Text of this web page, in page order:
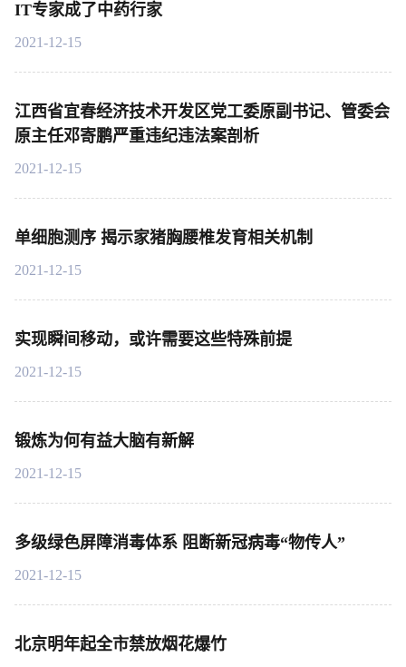
IT专家成了中药行家
2021-12-15
江西省宜春经济技术开发区党工委原副书记、管委会
原主任邓寄鹏严重违纪违法案剖析
2021-12-15
单细胞测序 揭示家猪胸腰椎发育相关机制
2021-12-15
实现瞬间移动，或许需要这些特殊前提
2021-12-15
锻炼为何有益大脑有新解
2021-12-15
多级绿色屏障消毒体系 阻断新冠病毒“物传人”
2021-12-15
北京明年起全市禁放烟花爆竹